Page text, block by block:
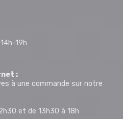
19h
:
à une commande sur notre
et de 13h30 à 18h